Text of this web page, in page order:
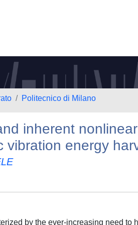
Politecnico di Milano
inherent
vibration energy
by the ever-increasing need to